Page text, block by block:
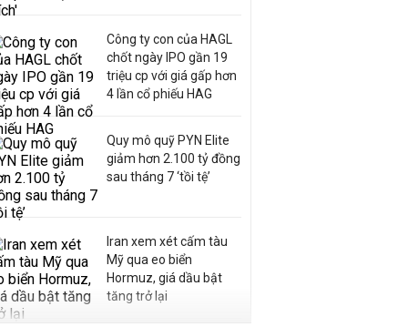
Công ty con của HAGL
chốt ngày IPO gần 19
triệu cp với giá gấp hơn
4 lần cổ phiếu HAG
Quy mô quỹ PYN Elite
giảm hơn 2.100 tỷ đồng
sau tháng 7 ‘tồi tệ’
Iran xem xét cấm tàu
Mỹ qua eo biển
Hormuz, giá dầu bật
tăng trở lại